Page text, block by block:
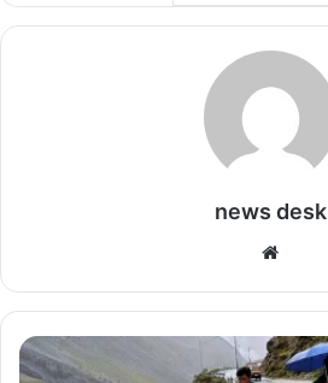
news desk
te
हि
मा